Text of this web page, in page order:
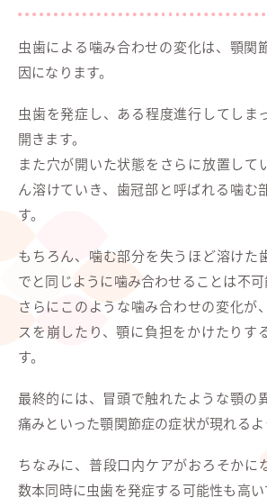
虫歯による噛み合わせの変化は、顎関
因になります。
虫歯を発症し、ある程度進行してしま
開きます。
また穴が開いた状態をさらに放置して
ん溶けていき、歯冠部と呼ばれる噛む
す。
もちろん、噛む部分を失うほど溶けた
でと同じように噛み合わせることは不可
さらにこのような噛み合わせの変化が
スを崩したり、顎に負担をかけたりす
す。
最終的には、冒頭で触れたような顎の
痛みといった顎関節症の症状が現れるよ
ちなみに、普段口内ケアがおろそかに
数本同時に虫歯を発症する可能性も高い